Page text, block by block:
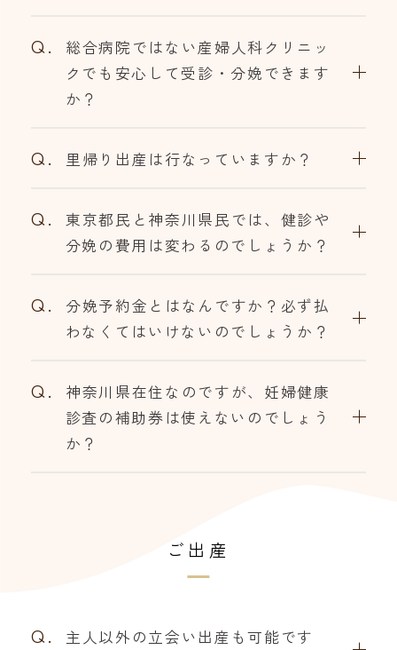
Q.
総合病院ではない産婦人科クリニッ
クでも安心して受診・分娩できます
か？
Q. 里帰り出産は行なっていますか？
Q.
東京都民と神奈川県民では、健診や
分娩の費用は変わるのでしょうか？
Q.
分娩予約金とはなんですか？必ず払
わなくてはいけないのでしょうか？
Q.
神奈川県在住なのですが、妊婦健康
診査の補助券は使えないのでしょう
か？
ご出産
Q. 主人以外の立会い出産も可能です